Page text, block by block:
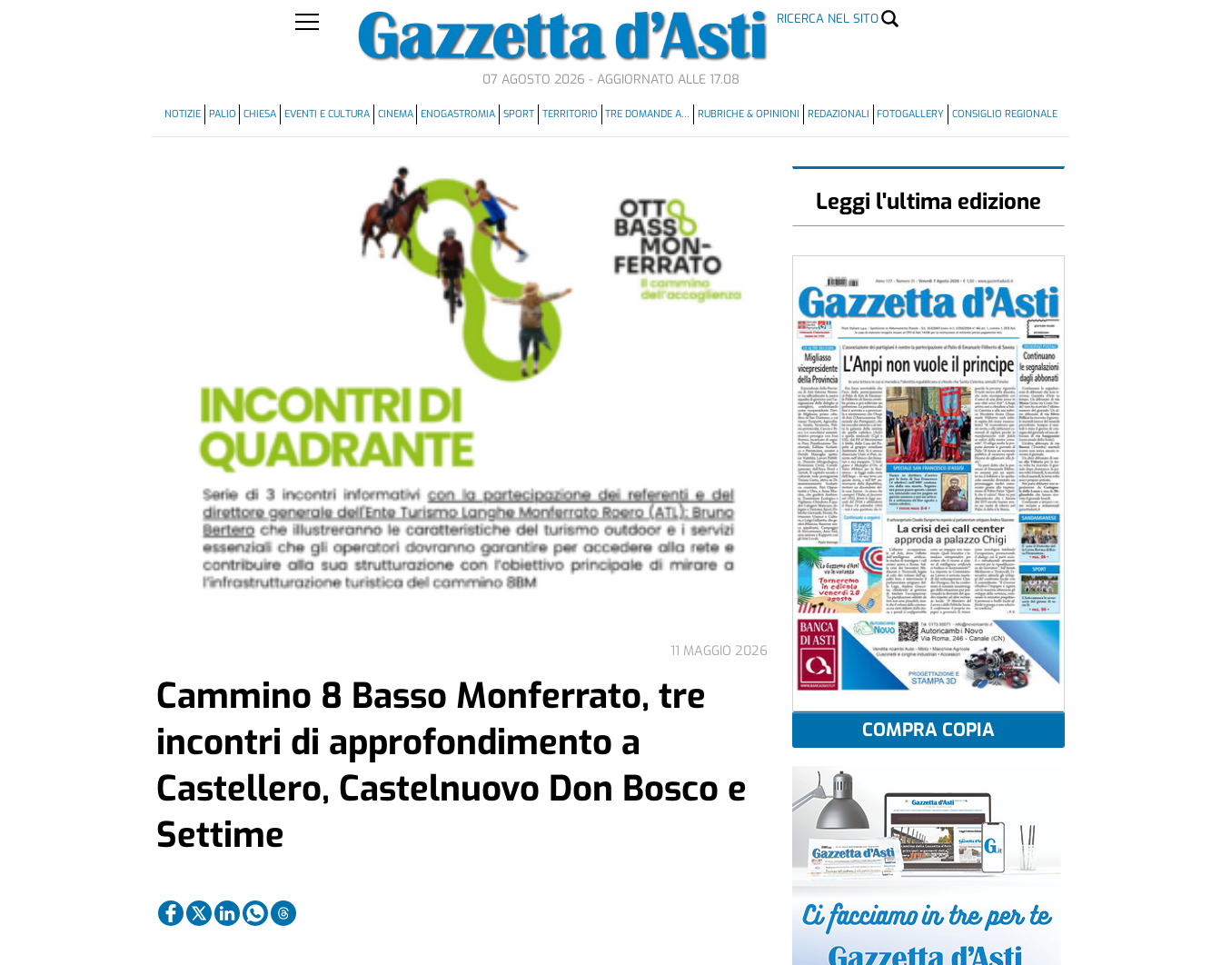
RICERCA NEL SITO
07 AGOSTO 2026 - AGGIORNATO ALLE 17.08
NOTIZIE PALIO CHIESA EVENTI E CULTURA CINEMA ENOGASTROMIA SPORT TERRITORIO TRE DOMANDE A… RUBRICHE & OPINIONI REDAZIONALI FOTOGALLERY CONSIGLIO REGIONALE
11 MAGGIO 2026
Cammino 8 Basso Monferrato, tre
incontri di approfondimento a
Castellero, Castelnuovo Don Bosco e
Settime
Leggi l'ultima edizione
COMPRA COPIA